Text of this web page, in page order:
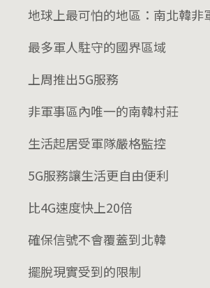
地球上最可怕的地區：南北韓非
最多軍人駐守的國界區域
上周推出5G服務
非軍事區內唯一的南韓村莊
生活起居受軍隊嚴格監控
5G服務讓生活更自由便利
比4G速度快上20倍
確保信號不會覆蓋到北韓
擺脫現實受到的限制